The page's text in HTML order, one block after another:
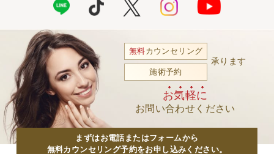
無料カウンセリング
施術予約
承ります
お気軽に
お問い合わせください
まずはお電話またはフォームから
無料カウンセリング予約をお申し込みください。